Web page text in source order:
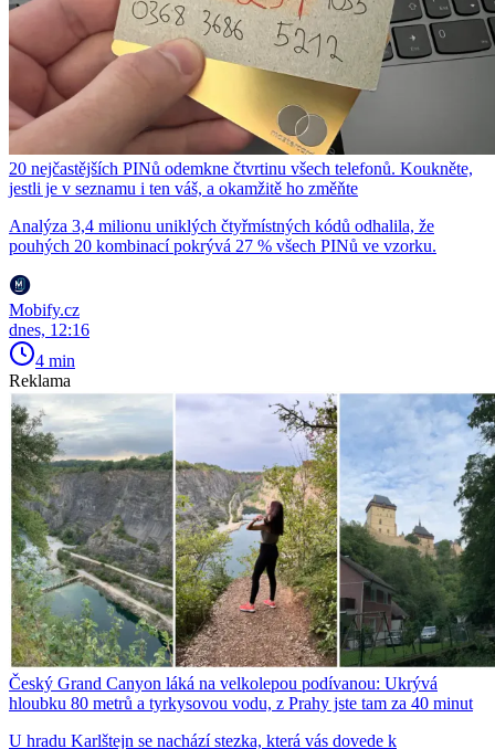
20 nejčastějších PINů odemkne čtvrtinu všech telefonů. Koukněte,
jestli je v seznamu i ten váš, a okamžitě ho změňte
Analýza 3,4 milionu uniklých čtyřmístných kódů odhalila, že
pouhých 20 kombinací pokrývá 27 % všech PINů ve vzorku.
Mobify.cz
dnes, 12:16
4 min
Reklama
Český Grand Canyon láká na velkolepou podívanou: Ukrývá
hloubku 80 metrů a tyrkysovou vodu, z Prahy jste tam za 40 minut
U hradu Karlštejn se nachází stezka, která vás dovede k